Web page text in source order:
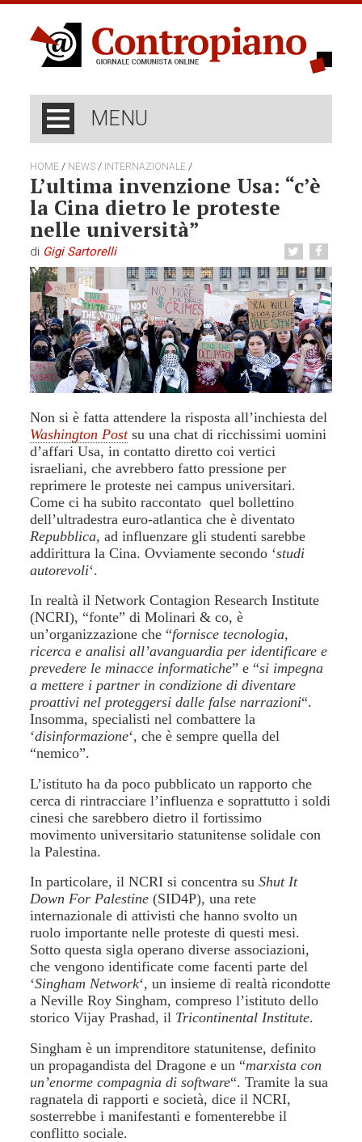
MENU
HOME / NEWS / INTERNAZIONALE /
L’ultima invenzione Usa: “c’è
la Cina dietro le proteste
nelle università”
di Gigi Sartorelli
Non si è fatta attendere la risposta all’inchiesta del
Washington Postsu una chat di ricchissimi uomini
d’affari Usa, in contatto diretto coi vertici
israeliani, che avrebbero fatto pressione per
reprimere le proteste nei campus universitari.
Come ci ha subito raccontato quel bollettino
dell’ultradestra euro-atlantica che è diventato
Repubblica,ad influenzare gli studenti sarebbe
addirittura la Cina. Ovviamente secondo ‘studi
autorevoli‘.
In realtà il Network Contagion Research Institute
(NCRI), “fonte” di Molinari & co, è
un’organizzazione che “fornisce tecnologia,
ricerca e analisi all’avanguardia per identificare e
prevedere le minacce informatiche” e “si impegna
a mettere i partner in condizione di diventare
proattivi nel proteggersi dalle false narrazioni“.
Insomma, specialisti nel combattere la
‘disinformazione‘, che è sempre quella del
“nemico”.
L’istituto ha da poco pubblicato un rapporto che
cerca di rintracciare l’influenza e soprattutto i soldi
cinesi che sarebbero dietro il fortissimo
movimento universitario statunitense solidale con
la Palestina.
In particolare, il NCRI si concentra suShut It
Down For Palestine (SID4P), una rete
internazionale di attivisti che hanno svolto un
ruolo importante nelle proteste di questi mesi.
Sotto questa sigla operano diverse associazioni,
che vengono identificate come facenti parte del
‘Singham Network‘, un insieme di realtà ricondotte
a Neville Roy Singham, compreso l’istituto dello
storico Vijay Prashad, il Tricontinental Institute.
Singham è un imprenditore statunitense, definito
un propagandista del Dragone e un “marxista con
un’enorme compagnia di software“. Tramite la sua
ragnatela di rapporti e società, dice il NCRI,
sosterrebbe i manifestanti e fomenterebbe il
conflitto sociale.